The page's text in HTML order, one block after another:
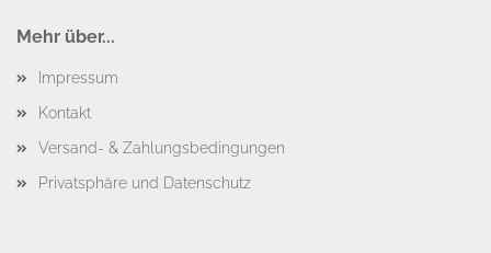
Mehr über...
Impressum
Kontakt
Versand- & Zahlungsbedingungen
Privatsphäre und Datenschutz